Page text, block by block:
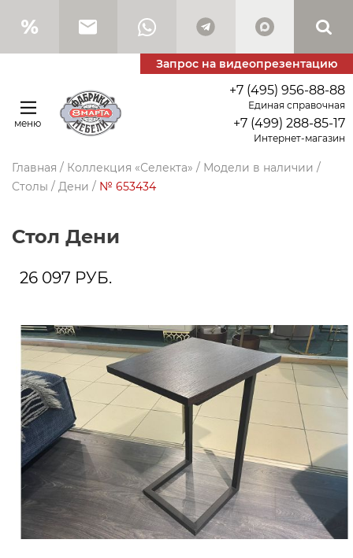
Запрос на видеопрезентацию
меню
+7 (495) 956-88-88
Единая справочная
+7 (499) 288-85-17
Интернет-магазин
Главная / Коллекция «Селекта» / Модели в наличии /
Столы / Дени / № 653434
стол Дени
26 097 РУБ.